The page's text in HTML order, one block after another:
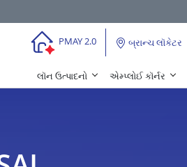
PMAY 2.0 બ્રાન્ચ લૉકેટર
લૉન ઉત્પાદનો એમ્પ્લોઈ કૉર્નર